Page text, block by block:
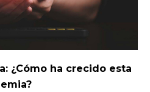
¿Cómo ha crecido esta